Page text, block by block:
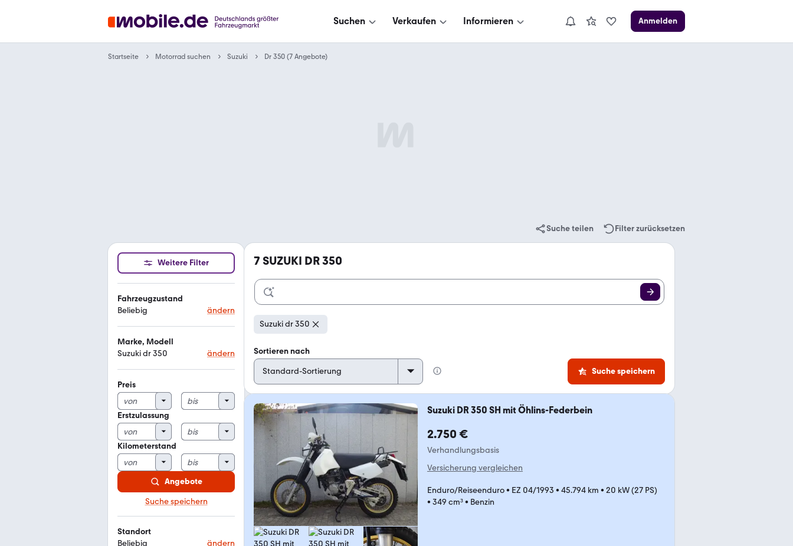
Suchen Verkaufen Informieren Anmelden
Startseite Motorrad suchen Suzuki Dr 350 (7 Angebote)
Suche teilen Filter zurücksetzen
Weitere Filter
Fahrzeugzustand
Beliebig
ändern
Marke, Modell
Suzuki dr 350
ändern
Preis
Erstzulassung
Kilometerstand
Angebote
Suche speichern
Standort
Beliebig
ändern
7 SUZUKI DR 350
Suzuki dr 350
Sortieren nach
Suche speichern
Suzuki DR 350 SH mit Öhlins-Federbein
2.750 €
Verhandlungsbasis
Versicherung vergleichen
Enduro/Reiseenduro• EZ 04/1993 • 45.794 km • 20 kW (27 PS)
• 349 cm³• Benzin